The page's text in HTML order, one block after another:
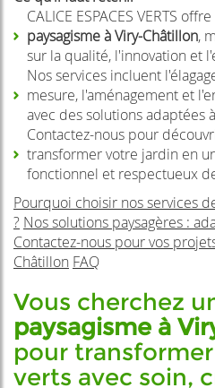
CALICE ESPACES VERTS
paysagisme à Viry-Châtillon,
sur la qualité, l'innovation et
Nos services incluent
mesure, l'aménagement et
avec des solutions adaptées
Contactez-nous pour
transformer votre jardin en
fonctionnel et respectueux
Pourquoi choisir nos services
? Nos solutions paysagères :
Contactez-nous pour vos
Châtillon FAQ
Vous cherchez
paysagisme à
pour
verts avec soin,